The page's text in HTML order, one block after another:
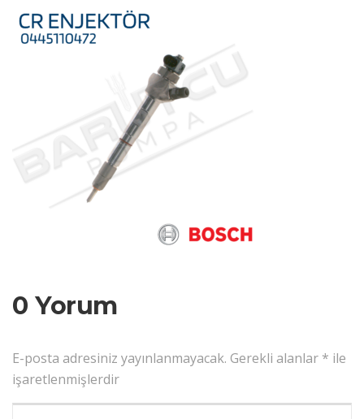
0 Yorum
E-posta adresiniz yayınlanmayacak. Gerekli alanlar * ile
işaretlenmişlerdir